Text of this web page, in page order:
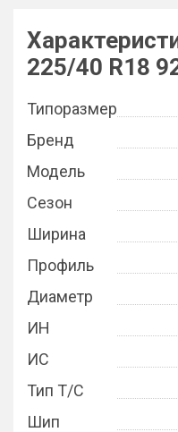
225/40 R18
Типоразмер
Бренд
Модель
Сезон
Ширина
Профиль
Диаметр
ИН
ИС
Тип Т/С
Шип